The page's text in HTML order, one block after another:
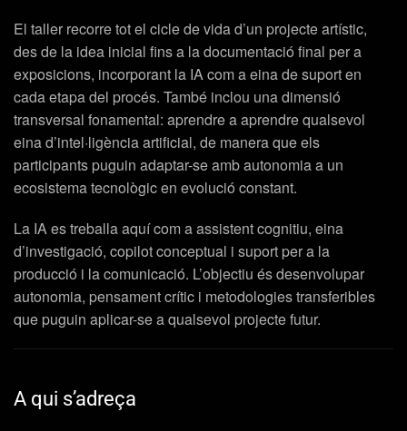
El taller recorre tot el cicle de vida d’un projecte artístic,
des de la idea inicial fins a la documentació final per a
exposicions, incorporant la IA com a eina de suport en
cada etapa del procés. També inclou una dimensió
transversal fonamental: aprendre a aprendre qualsevol
eina d’intel·ligència artificial, de manera que els
participants puguin adaptar-se amb autonomia a un
ecosistema tecnològic en evolució constant.
La IA es treballa aquí com a assistent cognitiu, eina
d’investigació, copilot conceptual i suport per a la
producció i la comunicació. L’objectiu és desenvolupar
autonomia, pensament crític i metodologies transferibles
que puguin aplicar-se a qualsevol projecte futur.
A qui s’adreça